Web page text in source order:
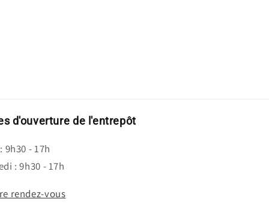
d'ouverture de l'entrepôt
9h30 - 17h
: 9h30 - 17h
rendez-vous